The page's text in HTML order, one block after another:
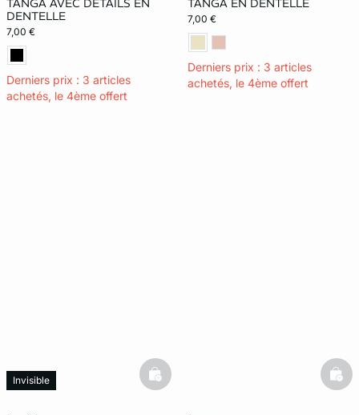
TANGA AVEC DÉTAILS EN
DENTELLE
7,00 €
Derniers prix : 3 articles
achetés, le 4ème offert
TANGA EN DENTELLE
7,00 €
Derniers prix : 3 articles
achetés, le 4ème offert
Invisible basketfull